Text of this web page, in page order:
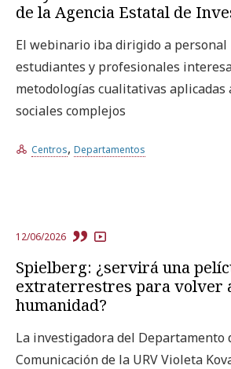
de la Agencia Estatal de
El webinario iba dirigido a personal
estudiantes y profesionales
metodologías cualitativas aplicadas
sociales complejos
Centros, Departamentos
12/06/2026
Spielberg: ¿servirá una
extraterrestres para volver
humanidad?
La investigadora del Departamento
Comunicación de la URV Violeta